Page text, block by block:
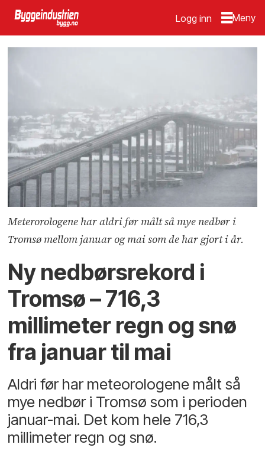
Logg inn
Meterorologene har aldri før målt så mye nedbør i
Tromsø mellom januar og mai som de har gjort i år.
Ny nedbørsrekord i
Tromsø – 716,3
millimeter regn og snø
fra januar til mai
Aldri før har meteorologene målt så
mye nedbør i Tromsø som i perioden
januar-mai. Det kom hele 716,3
millimeter regn og snø.